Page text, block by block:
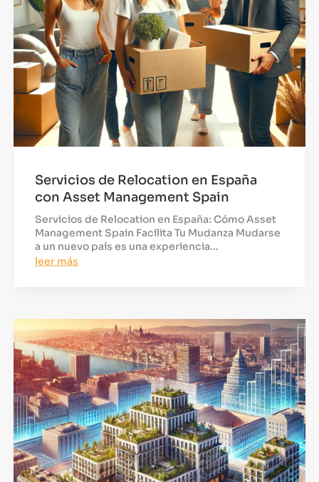
Servicios de Relocation en España
con Asset Management Spain
Servicios de Relocation en España: Cómo Asset
Management Spain Facilita Tu Mudanza Mudarse
a un nuevo país es una experiencia...
leer más